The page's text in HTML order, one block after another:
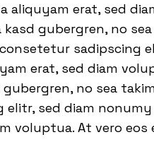
aliquyam erat, sed
gubergren, no
sadipscing
erat, sed diam
no sea
elitr, sed diam
voluptua. At vero